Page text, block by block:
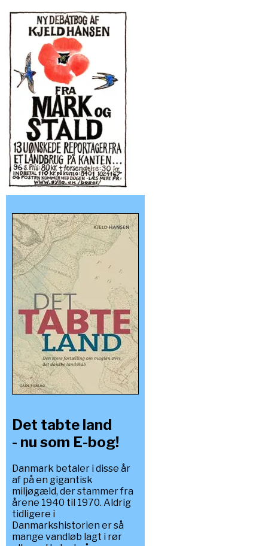
Det tabte land
- nu som E-bog!
Danmark betaler i disse år
af på en gigantisk
miljøgæld, der stammer fra
årene 1940 til 1970. Aldrig
tidligere i
Danmarkshistorien er så
mange vandløb lagt i rør